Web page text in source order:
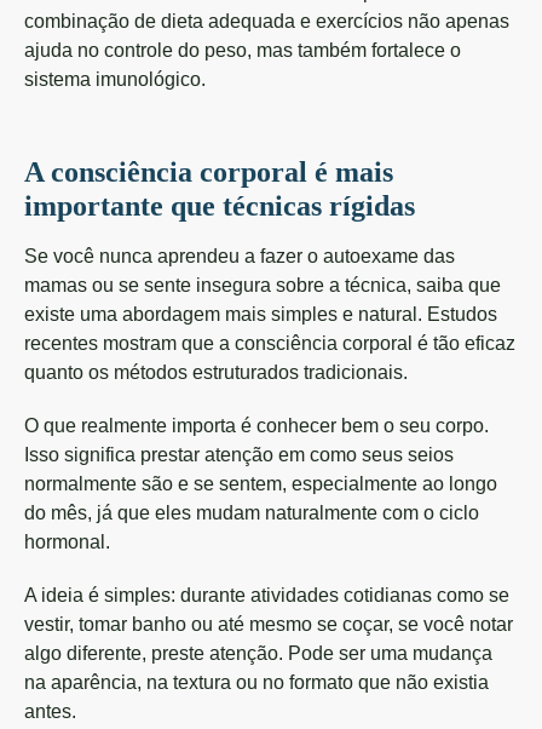
combinação de dieta adequada e exercícios não apenas
ajuda no controle do peso, mas também fortalece o
sistema imunológico.
A consciência corporal é mais
importante que técnicas rígidas
Se você nunca aprendeu a fazer o autoexame das
mamas ou se sente insegura sobre a técnica, saiba que
existe uma abordagem mais simples e natural. Estudos
recentes mostram que a consciência corporal é tão eficaz
quanto os métodos estruturados tradicionais.
O que realmente importa é conhecer bem o seu corpo.
Isso significa prestar atenção em como seus seios
normalmente são e se sentem, especialmente ao longo
do mês, já que eles mudam naturalmente com o ciclo
hormonal.
A ideia é simples: durante atividades cotidianas como se
vestir, tomar banho ou até mesmo se coçar, se você notar
algo diferente, preste atenção. Pode ser uma mudança
na aparência, na textura ou no formato que não existia
antes.